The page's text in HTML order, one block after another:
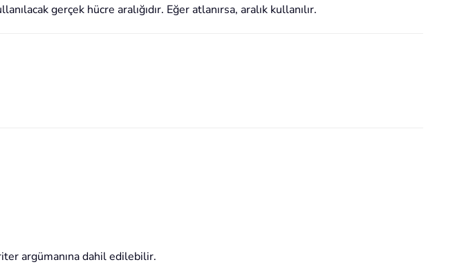
gerçek hücre aralığıdır. Eğer atlanırsa, aralık kullanılır.
argümanına dahil edilebilir.